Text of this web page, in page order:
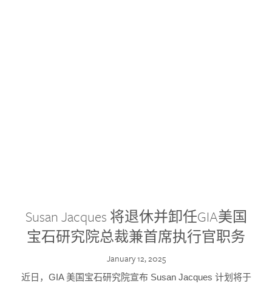
Susan Jacques 将退休并卸任GIA美国
宝石研究院总裁兼首席执行官职务
January 12, 2025
近日，GIA 美国宝石研究院宣布 Susan Jacques 计划将于